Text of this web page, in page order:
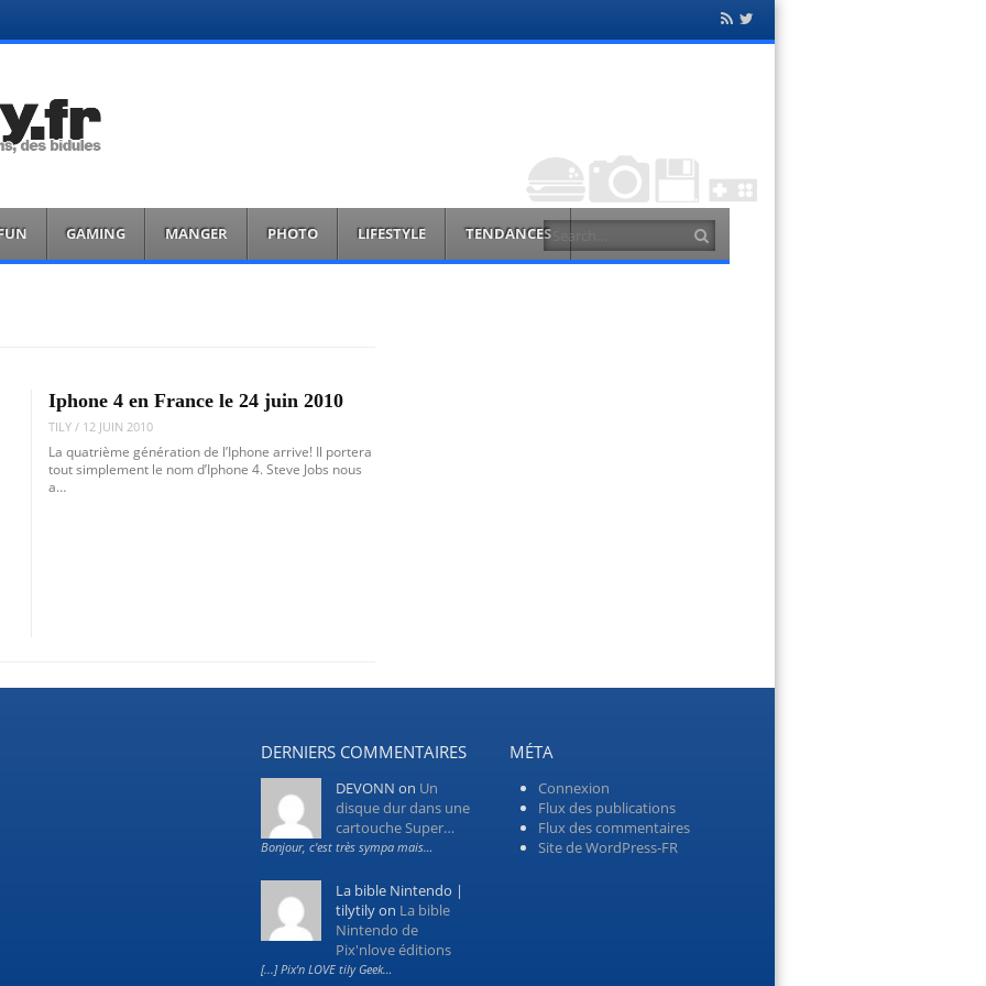
Flux
RSS
Twitter
GAMING MANGER PHOTO LIFESTYLE TENDANCESSearch
Iphone 4 en France le 24 juin 2010
TILY / 12 JUIN 2010
La quatrième génération de l’Iphone arrive! Il portera
tout simplement le nom d’Iphone 4. Steve Jobs nous
a…
DERNIERS COMMENTAIRES
DEVONN on Un
disque dur dans une
cartouche Super…
Bonjour, c'est très sympa mais…
La bible Nintendo |
tilytilyon La bible
Nintendo de
Pix'nlove éditions
[...] Pix’n LOVE tily Geek…
MÉTA
Connexion
Flux des publications
Flux des commentaires
Site de WordPress-FR